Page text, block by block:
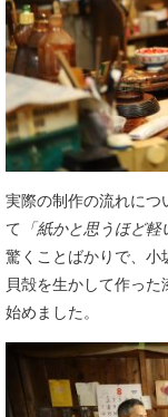
実際の制作の流れにつ
て 「紙かと思うほど軽
驚くことばかりで、小
貝殻を生かして作っ
始めました。